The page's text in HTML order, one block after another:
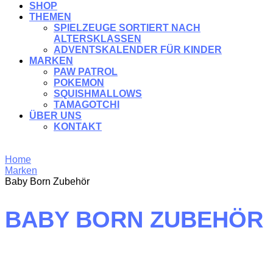
SHOP
THEMEN
SPIELZEUGE SORTIERT NACH
ALTERSKLASSEN
ADVENTSKALENDER FÜR KINDER
MARKEN
PAW PATROL
POKEMON
SQUISHMALLOWS
TAMAGOTCHI
ÜBER UNS
KONTAKT
Home
Marken
Baby Born Zubehör
BABY BORN ZUBEHÖR